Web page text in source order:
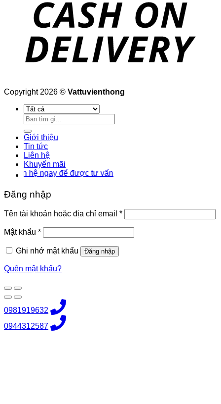
Copyright 2026 © Vattuvienthong
Tìm
kiếm:
Giới thiệu
Tin tức
Liên hệ
Khuyến mãi
ngay để được tư vấn
Đăng nhập
Tên tài khoản hoặc địa chỉ email *Bắt
buộc
Mật khẩu *Bắt
buộc
Ghi nhớ mật khẩu
Đăng nhập
Quên mật khẩu?
0981919632
0944312587